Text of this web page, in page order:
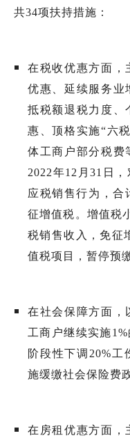
共34项扶持措施：
在税收优惠方面，
优惠、延续服务业
抵税额退税力度、
惠、顶格实施“六
体工商户部分税费
2022年12 月 31 日
应税销售行为，合
征增值税。增值税
税销售收入，免征
值税项目，暂停预
在社会保障方面，
工商户继续实施1%
阶段性下调 20%工
施缓缴社会保险费
在房租优惠方面，